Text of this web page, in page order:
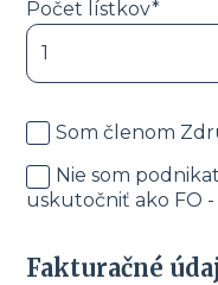
Počet lístkov*
Som členom
Nie som
uskutočniť ako FO
Fakturačné